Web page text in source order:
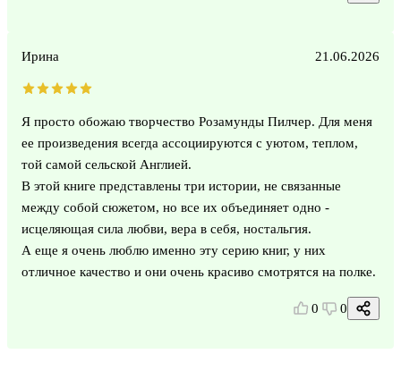
Ирина 21.06.2026
Я просто обожаю творчество Розамунды Пилчер. Для меня
ее произведения всегда ассоциируются с уютом, теплом,
той самой сельской Англией.
В этой книге представлены три истории, не связанные
между собой сюжетом, но все их объединяет одно -
исцеляющая сила любви, вера в себя, ностальгия.
А еще я очень люблю именно эту серию книг, у них
отличное качество и они очень красиво смотрятся на полке.
0 0